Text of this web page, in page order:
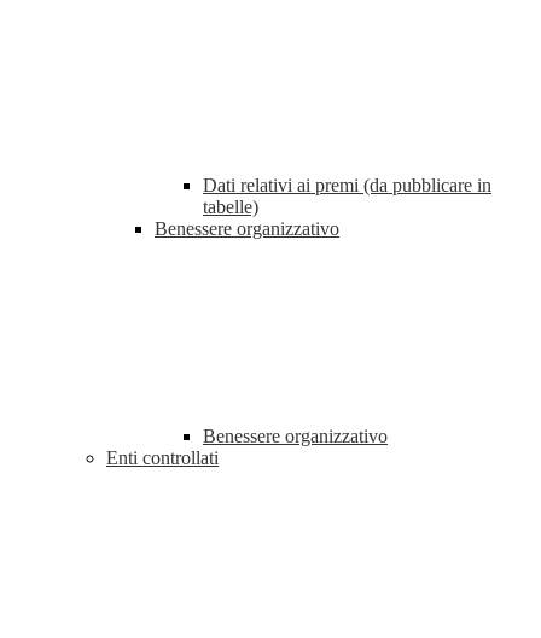
Dati relativi ai premi (da pubblicare in
tabelle)
Benessere organizzativo
Benessere organizzativo
Enti controllati